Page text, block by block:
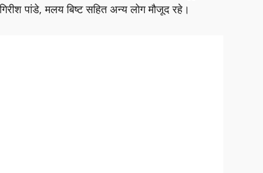
पांडे, मलय बिष्ट सहित अन्य लोग मौजूद रहे।